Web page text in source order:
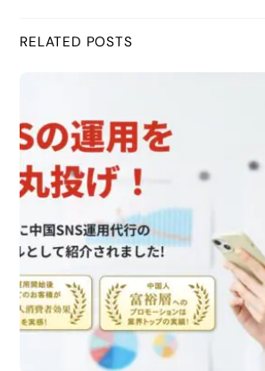
o
k
RELATED POSTS